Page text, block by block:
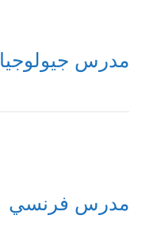
مدرس جيولوجيا
مدرس فرنسي